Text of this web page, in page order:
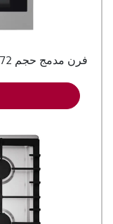
فرن مدمج حجم 72 لتر لطهي متساوٍ لون فضي من إل جي